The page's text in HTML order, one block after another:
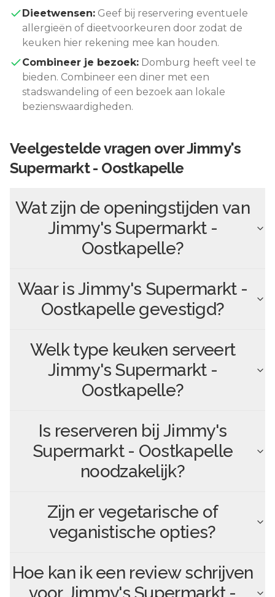
Dieetwensen: Geef bij reservering eventuele
allergieën of dieetvoorkeuren door zodat de
keuken hier rekening mee kan houden.
Combineer je bezoek: Domburg heeft veel te
bieden. Combineer een diner met een
stadswandeling of een bezoek aan lokale
bezienswaardigheden.
Veelgestelde vragen overJimmy's
Supermarkt - Oostkapelle
Wat zijn de openingstijden van
Jimmy's Supermarkt -
Oostkapelle?
Waar isJimmy's Supermarkt -
Oostkapelle gevestigd?
Welk type keuken serveert
Jimmy's Supermarkt -
Oostkapelle?
Is reserveren bijJimmy's
Supermarkt - Oostkapelle
noodzakelijk?
Zijn er vegetarische of
veganistische opties?
Hoe kan ik een review schrijven